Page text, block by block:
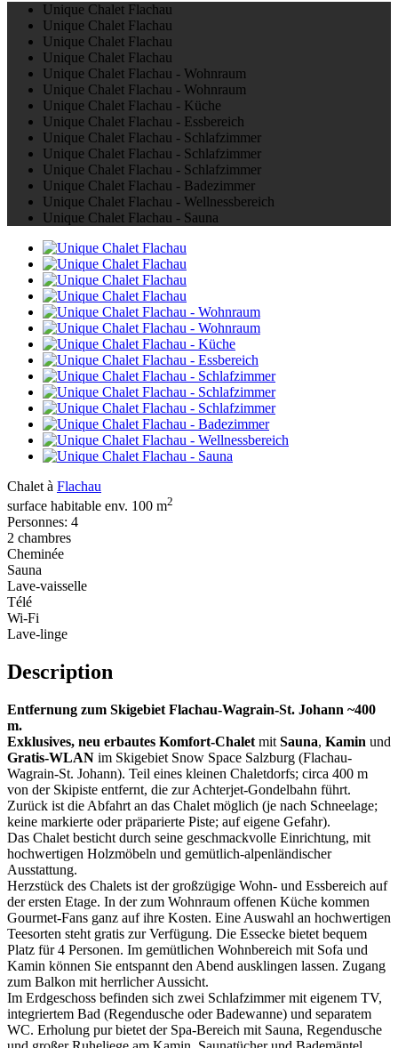
Unique Chalet Flachau
Unique Chalet Flachau
Unique Chalet Flachau
Unique Chalet Flachau
Unique Chalet Flachau - Wohnraum
Unique Chalet Flachau - Wohnraum
Unique Chalet Flachau - Küche
Unique Chalet Flachau - Essbereich
Unique Chalet Flachau - Schlafzimmer
Unique Chalet Flachau - Schlafzimmer
Unique Chalet Flachau - Schlafzimmer
Unique Chalet Flachau - Badezimmer
Unique Chalet Flachau - Wellnessbereich
Unique Chalet Flachau - Sauna
Chalet à Flachau
surface habitable env. 100 m2
Personnes: 4
2 chambres
Cheminée
Sauna
Lave-vaisselle
Télé
Wi-Fi
Lave-linge
Description
Entfernung zum Skigebiet Flachau-Wagrain-St. Johann ~400
m.
Exklusives, neu erbautes Komfort-Chalet mit Sauna, Kamin und
Gratis-WLAN im Skigebiet Snow Space Salzburg (Flachau-
Wagrain-St. Johann). Teil eines kleinen Chaletdorfs; circa 400 m
von der Skipiste entfernt, die zur Achterjet-Gondelbahn führt.
Zurück ist die Abfahrt an das Chalet möglich (je nach Schneelage;
keine markierte oder präparierte Piste; auf eigene Gefahr).
Das Chalet besticht durch seine geschmackvolle Einrichtung, mit
hochwertigen Holzmöbeln und gemütlich-alpenländischer
Ausstattung.
Herzstück des Chalets ist der großzügige Wohn- und Essbereich auf
der ersten Etage. In der zum Wohnraum offenen Küche kommen
Gourmet-Fans ganz auf ihre Kosten. Eine Auswahl an hochwertigen
Teesorten steht gratis zur Verfügung. Die Essecke bietet bequem
Platz für 4 Personen. Im gemütlichen Wohnbereich mit Sofa und
Kamin können Sie entspannt den Abend ausklingen lassen. Zugang
zum Balkon mit herrlicher Aussicht.
Im Erdgeschoss befinden sich zwei Schlafzimmer mit eigenem TV,
integriertem Bad (Regendusche oder Badewanne) und separatem
WC. Erholung pur bietet der Spa-Bereich mit Sauna, Regendusche